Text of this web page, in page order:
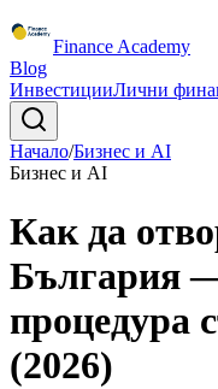
Finance Academy
Blog
ИнвестицииЛични
Начало/Бизнес и AI
Бизнес и AI
Как да
България
процедура
(2026)